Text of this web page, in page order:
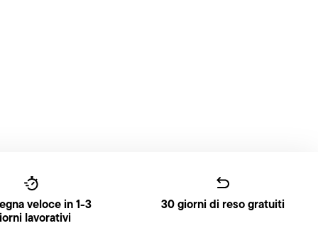
veloce in 1-3
lavorativi
30 giorni di reso gratuiti